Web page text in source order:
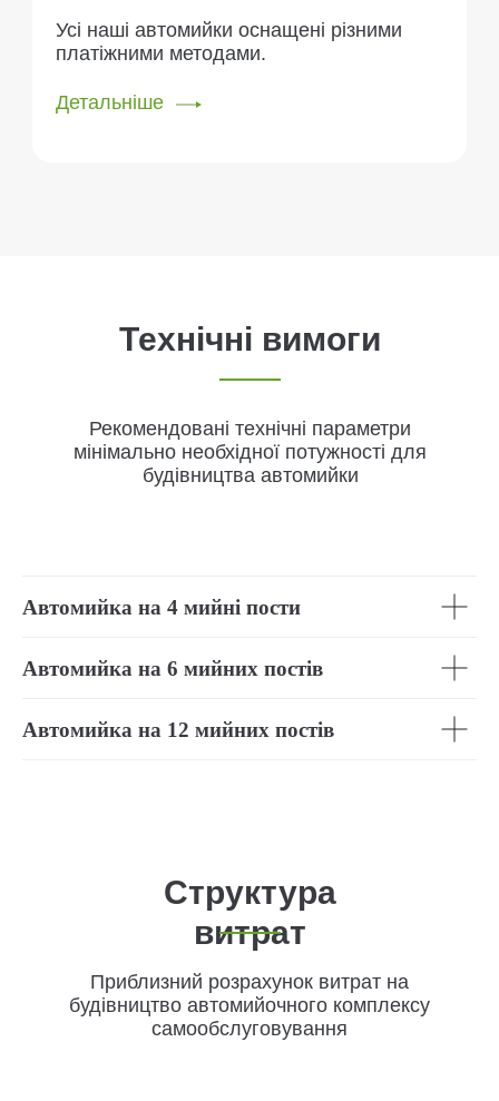
Усі наші автомийки оснащені різними
платіжними методами.
Детальніше
Технічні вимоги
Рекомендовані технічні параметри
мінімально необхідної потужності для
будівництва автомийки
Автомийка на 4 мийні пости
Автомийка на 6 мийних постів
Автомийка на 12 мийних постів
Структура
витрат
Приблизний розрахунок витрат на
будівництво автомийочного комплексу
самообслуговування